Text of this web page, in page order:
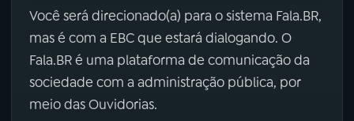
Você será direcionado(a) para o sistema Fala.BR,
mas é com a EBC que estará dialogando. O
Fala.BR é uma plataforma de comunicação da
sociedade com a administração pública, por
meio das Ouvidorias.